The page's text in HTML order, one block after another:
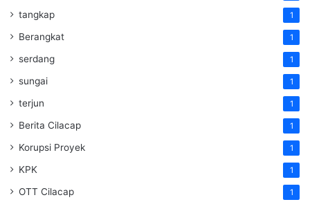
tangkap 1
Berangkat 1
serdang 1
sungai 1
terjun 1
Berita Cilacap 1
Korupsi Proyek 1
KPK 1
OTT Cilacap 1